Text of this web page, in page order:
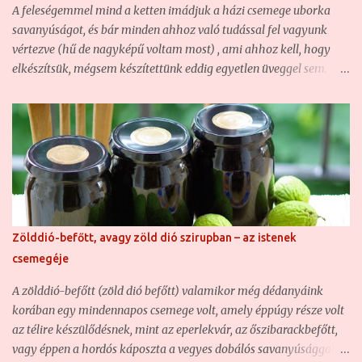
ízeket, az illatos fűszereket, és a különleges, de ugyanakkor jól
eltalált recepteket. Hajlandó vagyok kísérletezni is, így sokszor
itt-o...
A feleségemmel mind a ketten imádjuk a házi csemege uborka
savanyúságot, és bár minden ahhoz való tudással fel vagyunk
vértezve (hű de nagyképű voltam most) , ami ahhoz kell, hogy
elkészítsük, mégsem készítettünk eddig egyetlen üveggel sem.
piacokon pedig 4-7 centis uborkákat beszerezni szinte lehetetlen,
mert a termelő egyszerűen nem szedi le, amíg ilyen pici, csak ha
nagyüzemi leadásra szánják. A piacon inkább a kovászolni való
nagyobbacska méret a jellemző, de az meg már túl "öreg"
csemege uborka savanyúságnak. Ezért ezt kénytelenek voltunk
eddig mindig készen venni. Idén azonban szerencsénk volt, mert
az anyósomék hoztak nekünk majdnem 22 kiló 4-7 centis
csemege uborkát, ami ugyan kovászolni egyáltalán nem jó, de
ahhoz, hogy házi csemege uborka savanyúságot készítsünk
belőle a téli hónapokra, kiváló. Ezért elhatároztuk, hogy 2 kg
kivételével (ezeket frissen történő elfogyasztásra szántuk) az
egészből h...
Zölddió-befőtt, avagy zöld dió szirupban – az istenek
csemegéje
A zölddió-befőtt (zöld dió befőtt) valamikor még dédanyáink
korában egy mindennapos csemege volt, amely éppúgy része volt
az télire készülődésnek, mint az eperlekvár, az őszibarackbefőtt,
vagy éppen a hordós káposzta a vegyes dobálós savanyúsággal